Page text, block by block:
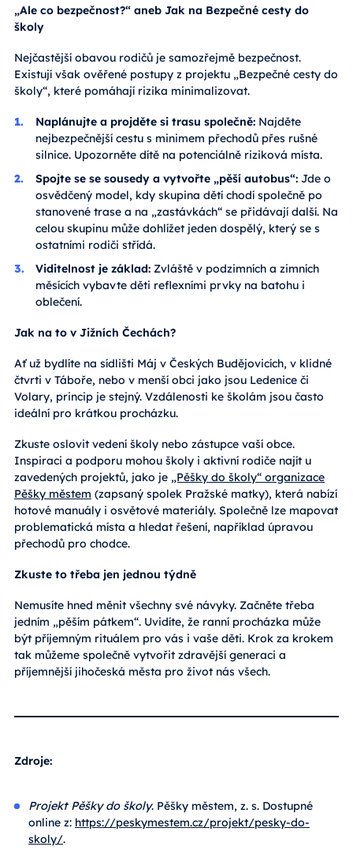
„Ale co bezpečnost?“ aneb Jak na Bezpečné cesty do
školy
Nejčastější obavou rodičů je samozřejmě bezpečnost.
Existují však ověřené postupy z projektu „Bezpečné cesty do
školy“, které pomáhají rizika minimalizovat.
Naplánujte a projděte si trasu společně: Najděte
nejbezpečnější cestu s minimem přechodů přes rušné
silnice. Upozorněte dítě na potenciálně riziková místa.
Spojte se se sousedy a vytvořte „pěší autobus“: Jde o
osvědčený model, kdy skupina dětí chodí společně po
stanovené trase a na „zastávkách“ se přidávají další. Na
celou skupinu může dohlížet jeden dospělý, který se s
ostatními rodiči střídá.
Viditelnost je základ: Zvláště v podzimních a zimních
měsících vybavte děti reflexními prvky na batohu i
oblečení.
Jak na to v Jižních Čechách?
Ať už bydlíte na sídlišti Máj v Českých Budějovicích, v klidné
čtvrti v Táboře, nebo v menší obci jako jsou Ledenice či
Volary, princip je stejný. Vzdálenosti ke školám jsou často
ideální pro krátkou procházku.
Zkuste oslovit vedení školy nebo zástupce vaší obce.
Inspiraci a podporu mohou školy i aktivní rodiče najít u
zavedených projektů, jako je „Pěšky do školy“ organizace
Pěšky městem (zapsaný spolek Pražské matky), která nabízí
hotové manuály i osvětové materiály. Společně lze mapovat
problematická místa a hledat řešení, například úpravou
přechodů pro chodce.
Zkuste to třeba jen jednou týdně
Nemusíte hned měnit všechny své návyky. Začněte třeba
jedním „pěším pátkem“. Uvidíte, že ranní procházka může
být příjemným rituálem pro vás i vaše děti. Krok za krokem
tak můžeme společně vytvořit zdravější generaci a
příjemnější jihočeská města pro život nás všech.
Zdroje:
Projekt Pěšky do školy. Pěšky městem, z. s. Dostupné
online z: https://peskymestem.cz/projekt/pesky-do-
skoly/.